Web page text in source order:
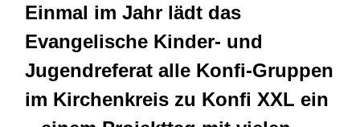
Einmal im Jahr lädt das
Evangelische Kinder- und
Jugendreferat alle Konfi-Gruppen
im Kirchenkreis zu Konfi XXL ein